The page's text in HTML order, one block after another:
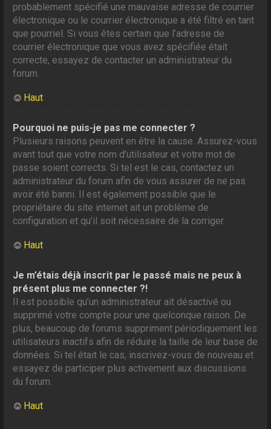
probablement spécifié une mauvaise adresse de courrier
électronique ou le courrier électronique a été filtré en tant
que pourriel. Si vous êtes certain que l’adresse de
courrier électronique que vous avez spécifiée était
correcte, essayez de contacter un administrateur du
forum.
Haut
Pourquoi ne puis-je pas me connecter ?
Plusieurs raisons peuvent en être la cause. Assurez-vous
avant tout que votre nom d’utilisateur et votre mot de
passe soient corrects. Si tel est le cas, contactez un
administrateur du forum afin de vous assurer de ne pas
avoir été banni. Il est également possible que le
propriétaire du site internet ait un problème de
configuration et qu’il soit nécessaire de la corriger.
Haut
Je m’étais déjà inscrit par le passé mais ne peux à
présent plus me connecter ?!
Il est possible qu’un administrateur ait désactivé ou
supprimé votre compte pour une quelconque raison. De
plus, beaucoup de forums suppriment périodiquement les
utilisateurs inactifs afin de réduire la taille de leur base de
données. Si tel était le cas, inscrivez-vous de nouveau et
essayez de participer plus activement aux discussions
du forum.
Haut